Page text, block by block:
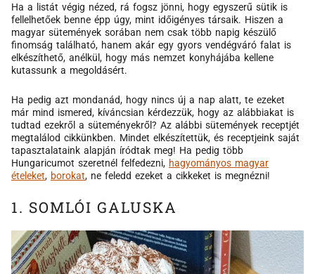
Ha a listát végig nézed, rá fogsz jönni, hogy egyszerű sütik is
fellelhetőek benne épp úgy, mint időigényes társaik. Hiszen a
magyar sütemények sorában nem csak több napig készülő
finomság található, hanem akár egy gyors vendégváró falat is
elkészíthető, anélkül, hogy más nemzet konyhájába kellene
kutassunk a megoldásért.
Ha pedig azt mondanád, hogy nincs új a nap alatt, te ezeket
már mind ismered, kíváncsian kérdezzük, hogy az alábbiakat is
tudtad ezekről a süteményekről? Az alábbi sütemények receptjét
megtalálod cikkünkben. Mindet elkészítettük, és receptjeink saját
tapasztalataink alapján íródtak meg! Ha pedig több
Hungaricumot szeretnél felfedezni, hagyományos magyar
ételeket, borokat, ne feledd ezeket a cikkeket is megnézni!
1. SOMLÓI GALUSKA